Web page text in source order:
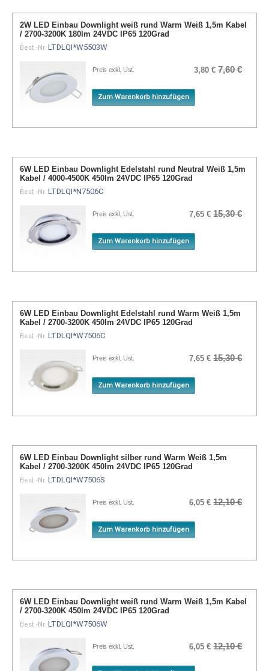
2W LED Einbau Downlight weiß rund Warm Weiß 1,5m Kabel
/ 2700-3200K 180lm 24VDC IP65 120Grad
Best.-Nr. LTDLQI*W5503W
Preis exkl. Ust. 3,80 € 7,60 €
Zum Warenkorb hinzufügen
6W LED Einbau Downlight Edelstahl rund Neutral Weiß 1,5m
Kabel / 4000-4500K 450lm 24VDC IP65 120Grad
Best.-Nr. LTDLQI*N7506C
Preis exkl. Ust. 7,65 € 15,30 €
Zum Warenkorb hinzufügen
6W LED Einbau Downlight Edelstahl rund Warm Weiß 1,5m
Kabel / 2700-3200K 450lm 24VDC IP65 120Grad
Best.-Nr. LTDLQI*W7506C
Preis exkl. Ust. 7,65 € 15,30 €
Zum Warenkorb hinzufügen
6W LED Einbau Downlight silber rund Warm Weiß 1,5m
Kabel / 2700-3200K 450lm 24VDC IP65 120Grad
Best.-Nr. LTDLQI*W7506S
Preis exkl. Ust. 6,05 € 12,10 €
Zum Warenkorb hinzufügen
6W LED Einbau Downlight weiß rund Warm Weiß 1,5m Kabel
/ 2700-3200K 450lm 24VDC IP65 120Grad
Best.-Nr. LTDLQI*W7506W
Preis exkl. Ust. 6,05 € 12,10 €